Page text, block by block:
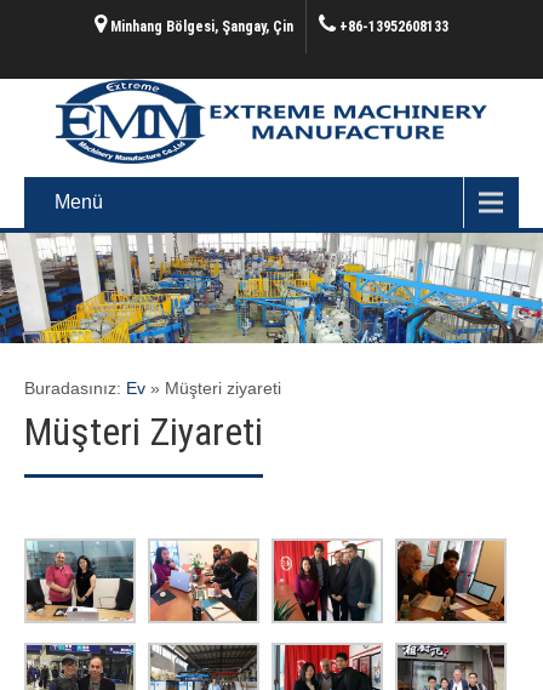
Minhang Bölgesi, Şangay, Çin +86-13952608133
Menü
Buradasınız: Ev » Müşteri ziyareti
Müşteri Ziyareti